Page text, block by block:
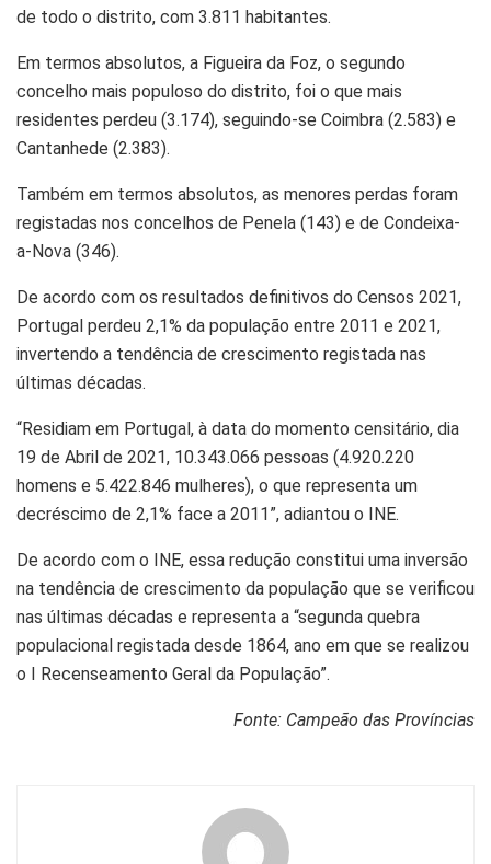
de todo o distrito, com 3.811 habitantes.
Em termos absolutos, a Figueira da Foz, o segundo
concelho mais populoso do distrito, foi o que mais
residentes perdeu (3.174), seguindo-se Coimbra (2.583) e
Cantanhede (2.383).
Também em termos absolutos, as menores perdas foram
registadas nos concelhos de Penela (143) e de Condeixa-
a-Nova (346).
De acordo com os resultados definitivos do Censos 2021,
Portugal perdeu 2,1% da população entre 2011 e 2021,
invertendo a tendência de crescimento registada nas
últimas décadas.
“Residiam em Portugal, à data do momento censitário, dia
19 de Abril de 2021, 10.343.066 pessoas (4.920.220
homens e 5.422.846 mulheres), o que representa um
decréscimo de 2,1% face a 2011”, adiantou o INE.
De acordo com o INE, essa redução constitui uma inversão
na tendência de crescimento da população que se verificou
nas últimas décadas e representa a “segunda quebra
populacional registada desde 1864, ano em que se realizou
o I Recenseamento Geral da População”.
Fonte: Campeão das Províncias